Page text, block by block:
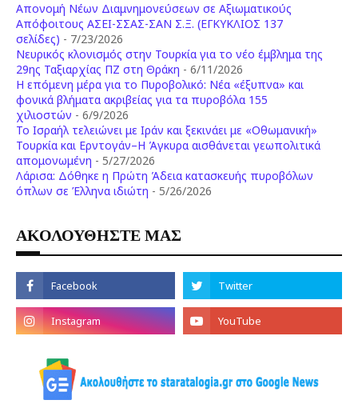
Απονομή Νέων Διαμνημονεύσεων σε Αξιωματικούς
Απόφοιτους ΑΣΕΙ-ΣΣΑΣ-ΣΑΝ Σ.Ξ. (ΕΓΚΥΚΛΙΟΣ 137
σελίδες) - 7/23/2026
Νευρικός κλονισμός στην Τουρκία για το νέο έμβλημα της
29ης Ταξιαρχίας ΠΖ στη Θράκη - 6/11/2026
Η επόμενη μέρα για το Πυροβολικό: Νέα «έξυπνα» και
φονικά βλήματα ακριβείας για τα πυροβόλα 155
χιλιοστών - 6/9/2026
Το Ισραήλ τελειώνει με Ιράν και ξεκινάει με «Οθωμανική»
Τουρκία και Ερντογάν–Η Άγκυρα αισθάνεται γεωπολιτικά
απομονωμένη - 5/27/2026
Λάρισα: Δόθηκε η Πρώτη Άδεια κατασκευής πυροβόλων
όπλων σε Έλληνα ιδιώτη - 5/26/2026
ΑΚΟΛΟΥΘΗΣΤΕ ΜΑΣ